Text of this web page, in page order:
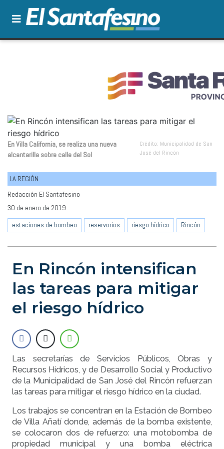
En Villa California, se realiza una nueva
alcantarilla sobre calle del Sol
Crédito: Municipalidad de San
José del Rincón
LA REGIÓN
Redacción El Santafesino
30 de enero de 2019
estaciones de bombeo
reservorios riesgo hídrico Rincón
En Rincón intensifican
las tareas para mitigar
el riesgo hídrico
Las secretarías de Servicios Públicos, Obras y
Recursos Hídricos, y de Desarrollo Social y Productivo
de la Municipalidad de San José del Rincón refuerzan
las tareas para mitigar el riesgo hídrico en la ciudad.
Los trabajos se concentran en la Estación de Bombeo
de Villa Añatí donde, además de la bomba existente,
se colocaron dos de refuerzo: una motobomba de
propiedad municipal y una bomba eléctrica